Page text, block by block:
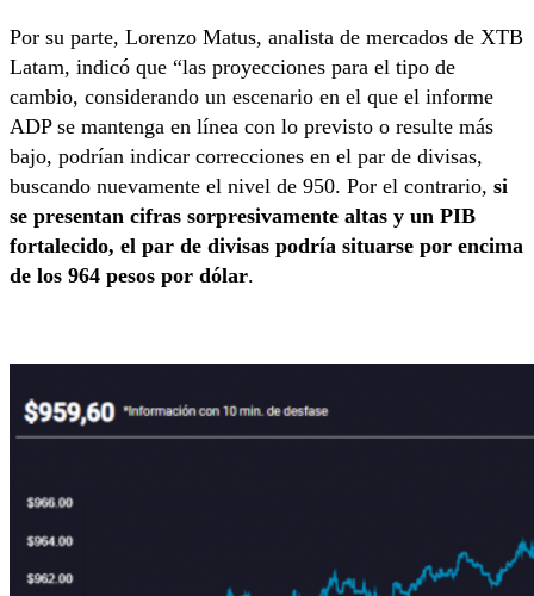
Por su parte, Lorenzo Matus, analista de mercados de XTB
Latam, indicó que “las proyecciones para el tipo de
cambio, considerando un escenario en el que el informe
ADP se mantenga en línea con lo previsto o resulte más
bajo, podrían indicar correcciones en el par de divisas,
buscando nuevamente el nivel de 950. Por el contrario, si
se presentan cifras sorpresivamente altas y un PIB
fortalecido, el par de divisas podría situarse por encima
de los 964 pesos por dólar.